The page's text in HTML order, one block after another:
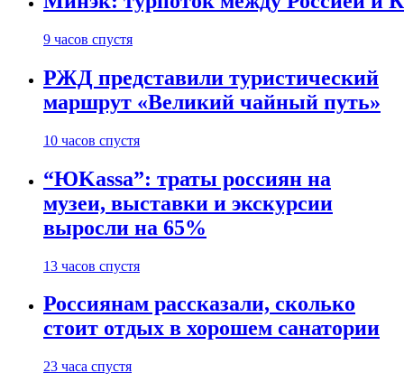
9 часов спустя
РЖД представили туристический
маршрут «Великий чайный путь»
10 часов спустя
“ЮKassa”: траты россиян на
музеи, выставки и экскурсии
выросли на 65%
13 часов спустя
Россиянам рассказали, сколько
стоит отдых в хорошем санатории
23 часа спустя